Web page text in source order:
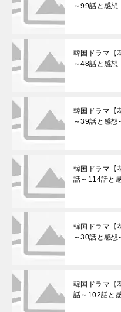
～99話と感想
韓国ドラマ【
～48話と感想
韓国ドラマ【
～39話と感想
韓国ドラマ【
話～114話と
韓国ドラマ【
～30話と感想
韓国ドラマ【
話～102話と